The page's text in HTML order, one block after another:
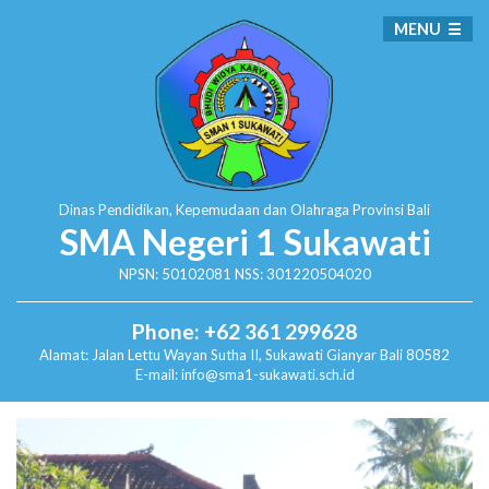
Dinas Pendidikan, Kepemudaan dan Olahraga Provinsi Bali
SMA Negeri 1 Sukawati
NPSN: 50102081 NSS: 301220504020
Phone: +62 361 299628
Alamat: Jalan Lettu Wayan Sutha II, SukawatiGianyar Bali 80582
E-mail: info@sma1-sukawati.sch.id
MENU